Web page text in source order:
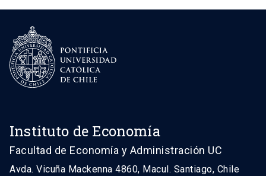
Instituto de Economía
Facultad de Economía y Administración UC
Avda. Vicuña Mackenna 4860, Macul. Santiago, Chile